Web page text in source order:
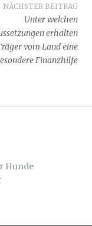
NÄCHSTER BEITRAG
Unter welchen
erhalten
vom Land eine
Finanzhilfe
Hunde